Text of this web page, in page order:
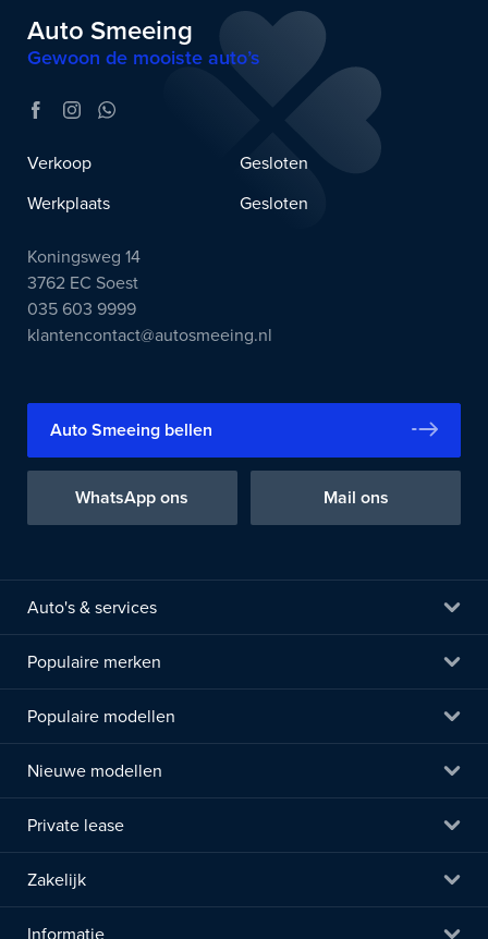
Auto Smeeing
Gewoon de mooiste auto’s
Verkoop
Gesloten
Werkplaats
Gesloten
Koningsweg 14
3762 EC Soest
035 603 9999
klantencontact@autosmeeing.nl
Auto Smeeing bellen
WhatsApp ons Mail ons
Auto's & services
Populaire merken
Populaire modellen
Nieuwe modellen
Private lease
Zakelijk
Informatie